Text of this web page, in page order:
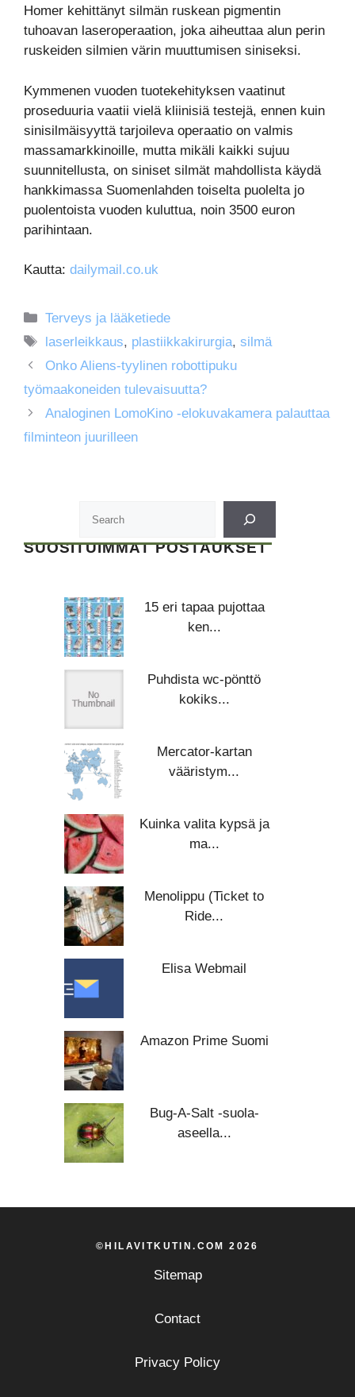
Homer kehittänyt silmän ruskean pigmentin
tuhoavan laseroperaation, joka aiheuttaa alun perin
ruskeiden silmien värin muuttumisen siniseksi.
Kymmenen vuoden tuotekehityksen vaatinut
proseduuria vaatii vielä kliinisiä testejä, ennen kuin
sinisilmäisyyttä tarjoileva operaatio on valmis
massamarkkinoille, mutta mikäli kaikki sujuu
suunnitellusta, on siniset silmät mahdollista käydä
hankkimassa Suomenlahden toiselta puolelta jo
puolentoista vuoden kuluttua, noin 3500 euron
parihintaan.
Kautta: dailymail.co.uk
Kategoriat
Terveys ja lääketiede
Avainsanat
laserleikkaus, plastiikkakirurgia,silmä
Onko Aliens-tyylinen robottipuku
työmaakoneiden tulevaisuutta?
Analoginen LomoKino -elokuvakamera palauttaa
filminteon juurilleen
SUOSITUIMMAT POSTAUKSET
15 eri tapaa pujottaa
ken...
Puhdista wc-pönttö
kokiks...
Mercator-kartan
vääristym...
Kuinka valita kypsä ja
ma...
Menolippu (Ticket to
Ride...
Elisa Webmail
Amazon Prime Suomi
Bug-A-Salt -suola-
aseella...
©HILAVITKUTIN.COM 2026
Sitemap
Contact
Privacy Policy